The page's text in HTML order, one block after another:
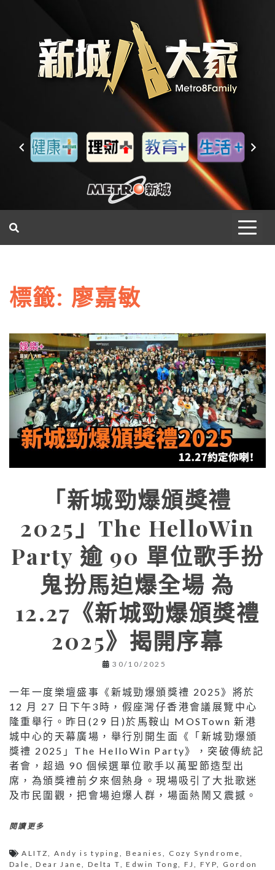
標籤: 廖嘉敏
「新城勁爆頒獎禮
2025」The HelloWin
Party 逾 90 單位歌手扮
鬼扮馬迫爆全場 為
12.27《新城勁爆頒獎禮
2025》揭開序幕
30/10/2025
一年一度樂壇盛事《新城勁爆頒獎禮 2025》將於
12 月 27 日下午3時，假座灣仔香港會議展覽中心
隆重舉行。昨日(29 日)於馬鞍山 MOSTown 新港
城中心的天幕廣場，舉行別開生面《「新城勁爆頒
獎禮 2025」The HelloWin Party》，突破傳統記
者會，超過 90 個候選單位歌手以萬聖節造型出
席，為頒獎禮前夕來個熱身。現場吸引了大批歌迷
及市民圍觀，把會場迫爆人群，場面熱鬧又震撼。
閱讀更多
ALITZ,Andy is typing , Beanies, Cozy Syndrome,
Dale ,Dear Jane, Delta T,Edwin Tong,FJ, FYP, Gordon